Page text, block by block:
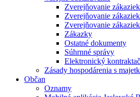
Zverejňovanie
Zverejňovanie
Zverejňovanie
Zákazky
Ostatné dokumenty
Súhrnné správy
Elektronický
Zásady hospodárenia s
Občan
Oznamy